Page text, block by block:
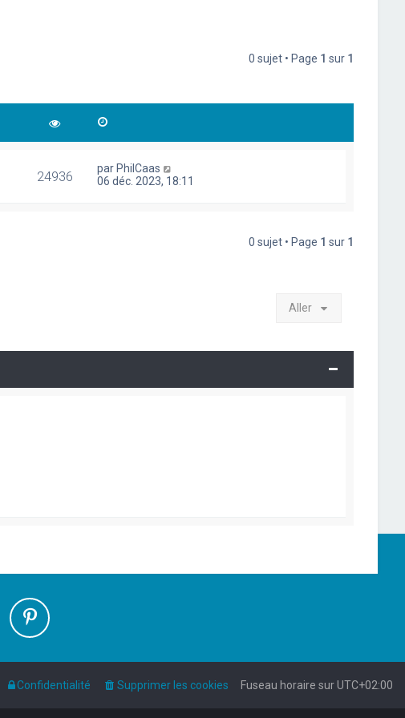
0 sujet • Page 1 sur 1
24936 par PhilCaas
06 déc. 2023, 18:11
0 sujet • Page 1 sur 1
Aller
Fuseau horaire surUTC+02:00
Supprimer les cookies
Confidentialité